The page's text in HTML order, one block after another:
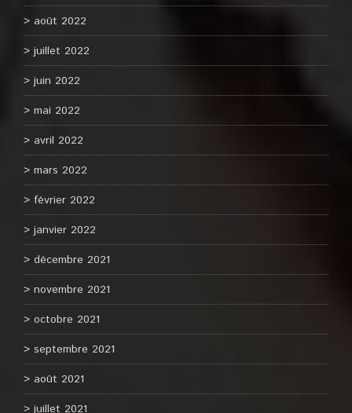
août 2022
juillet 2022
juin 2022
mai 2022
avril 2022
mars 2022
février 2022
janvier 2022
décembre 2021
novembre 2021
octobre 2021
septembre 2021
août 2021
juillet 2021